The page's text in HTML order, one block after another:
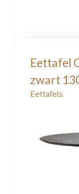
Eettafel
zwart
Eettafels